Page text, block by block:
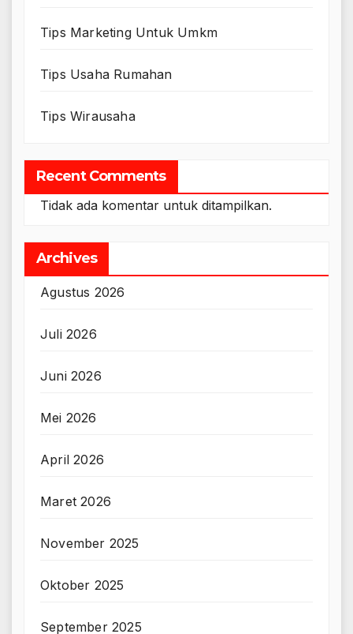
Tips Marketing Untuk Umkm
Tips Usaha Rumahan
Tips Wirausaha
Recent Comments
Tidak ada komentar untuk ditampilkan.
Archives
Agustus 2026
Juli 2026
Juni 2026
Mei 2026
April 2026
Maret 2026
November 2025
Oktober 2025
September 2025